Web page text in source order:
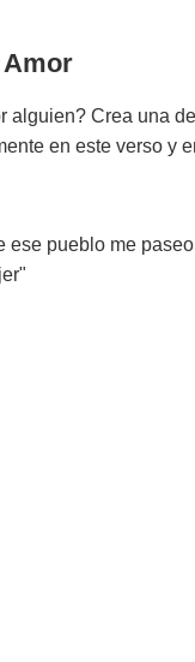
Amor
alguien? Crea una
en este verso y
ese pueblo me